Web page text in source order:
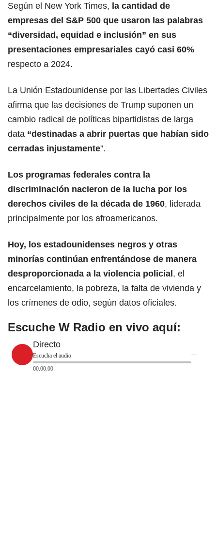
Según el New York Times, la cantidad de
empresas del S&P 500 que usaron las palabras
“diversidad, equidad e inclusión” en sus
presentaciones empresariales cayó casi 60%
respecto a 2024.
La Unión Estadounidense por las Libertades Civiles
afirma que las decisiones de Trump suponen un
cambio radical de políticas bipartidistas de larga
data “destinadas a abrir puertas que habían sido
cerradas injustamente”.
Los programas federales contra la
discriminación nacieron de la lucha por los
derechos civiles de la década de 1960, liderada
principalmente por los afroamericanos.
Hoy, los estadounidenses negros y otras
minorías continúan enfrentándose de manera
desproporcionada a la violencia policial, el
encarcelamiento, la pobreza, la falta de vivienda y
los crímenes de odio, según datos oficiales.
Escuche W Radio en vivo aquí:
Directo
Escucha el audio
00:00:00